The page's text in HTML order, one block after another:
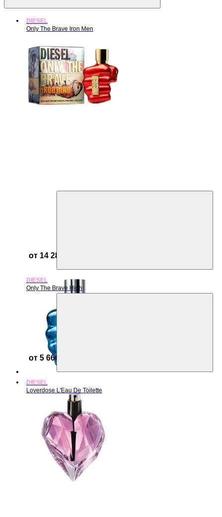
DIESEL
Only The Brave Iron Men
от 14 285 ₽
DIESEL
Only The Brave High
от 5 666 ₽
DIESEL
Loverdose L'Eau De Toilette